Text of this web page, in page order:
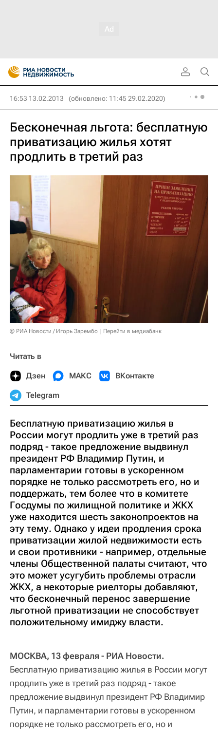
16:53 13.02.2013 (обновлено: 11:45 29.02.2020)
Бесконечная льгота: бесплатную
приватизацию жилья хотят
продлить в третий раз
© РИА Новости / Игорь Зарембо Перейти в медиабанк
Читать в
Дзен МАКС ВКонтакте
Telegram
Бесплатную приватизацию жилья в
России могут продлить уже в третий раз
подряд - такое предложение выдвинул
президент РФ Владимир Путин, и
парламентарии готовы в ускоренном
порядке не только рассмотреть его, но и
поддержать, тем более что в комитете
Госдумы по жилищной политике и ЖКХ
уже находится шесть законопроектов на
эту тему. Однако у идеи продления срока
приватизации жилой недвижимости есть
и свои противники - например, отдельные
члены Общественной палаты считают, что
это может усугубить проблемы отрасли
ЖКХ, а некоторые риелторы добавляют,
что бесконечный перенос завершение
льготной приватизации не способствует
положительному имиджу власти.
МОСКВА, 13 февраля - РИА Новости.
Бесплатную приватизацию жилья в России могут
продлить уже в третий раз подряд - такое
предложение выдвинул президент РФ Владимир
Путин, и парламентарии готовы в ускоренном
порядке не только рассмотреть его, но и